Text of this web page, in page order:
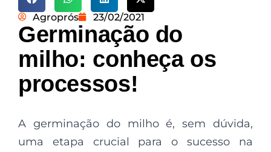
Agroprós 23/02/2021
Germinação do
milho: conheça os
processos!
A germinação do milho é, sem dúvida,
uma etapa crucial para o sucesso na